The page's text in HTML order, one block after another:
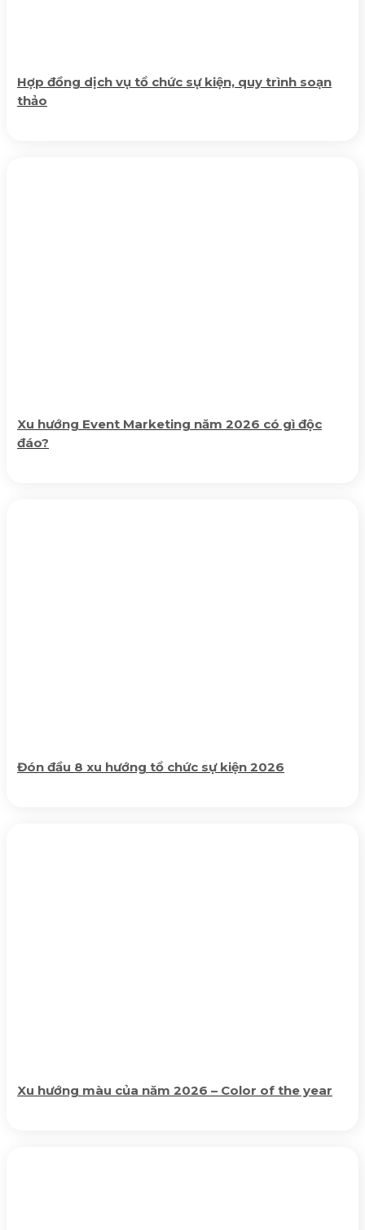
Hợp đồng dịch vụ tổ chức sự kiện, quy trình soạn
thảo
Xu hướng Event Marketing năm 2026 có gì độc
đáo?
Đón đầu 8 xu hướng tổ chức sự kiện 2026
Xu hướng màu của năm 2026 – Color of the year